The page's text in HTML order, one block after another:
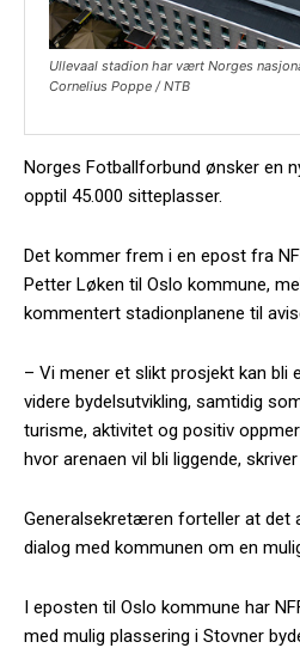
Ullevaal stadion har vært Norges
Cornelius Poppe / NTB
Norges Fotballforbund ønsker en
opptil 45.000 sitteplasser.
Det kommer frem i en epost fra
Petter Løken til Oslo kommune,
kommentert stadionplanene til
– Vi mener et slikt prosjekt kan bli
videre bydelsutvikling, samtidig
turisme, aktivitet og positiv
hvor arenaen vil bli liggende,
Generalsekretæren forteller at det
dialog med kommunen om en
I eposten til Oslo kommune har
med mulig plassering i Stovner